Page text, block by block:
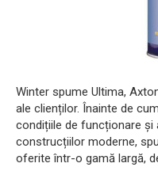
Winter spume Ultima,
ale clienților. Înainte de
condițiile de funcționare și
construcțiilor moderne,
oferite într-o gamă largă,